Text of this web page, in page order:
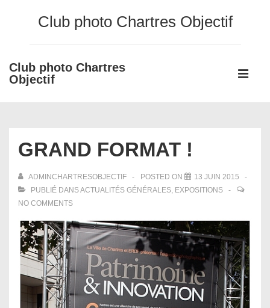
principal
Club photo Chartres Objectif
Club photo Chartres
Objectif
Main
GRAND FORMAT !
ADMINCHARTRESOBJECTIF POSTED ON
13 JUIN 2015
PUBLIÉ DANSACTUALITÉS GÉNÉRALES, EXPOSITIONS
NO COMMENTS